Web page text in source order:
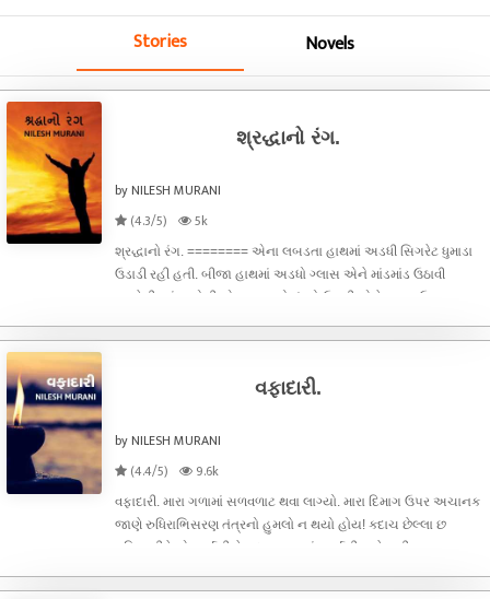
Stories Novels
શ્રદ્ધાનો રંગ.
by NILESH MURANI
(4.3/5)
5k
શ્રદ્ધાનો રંગ. ======== એના લબડતા હાથમાં અડધી સિગરેટ ધુમાડા
ઉડાડી રહી હતી. બીજા હાથમાં અડધો ગ્લાસ એને માંડમાંડ ઉઠાવી
હળવેથી આંખ ખોલી એક નાનકડો ઘૂંટડો ઉતારી એને ગ્લાસ ઉપર નજર
કાને અફળાયો. “માઈકલ
વફાદારી.
by NILESH MURANI
(4.4/5)
9.6k
વફાદારી. મારા ગળામાં સળવળાટ થવા લાગ્યો. મારા દિમાગ ઉપર અચાનક
જાણે રુધિરાભિસરણ તંત્રનો હુમલો ન થયો હોય! કદાચ છેલ્લા છ
મહિનાથીકે એક વર્ષથી કે કદાચ ચાર પાંચ વર્ષથી, મને નથી ખબર, પણ
છે. ખરેખરે માર